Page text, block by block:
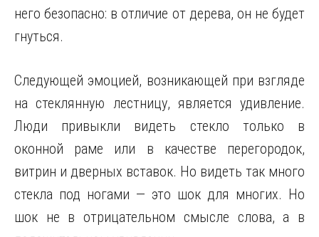
него безопасно: в отличие от дерева, он не будет
гнуться.
Следующей эмоцией, возникающей при взгляде
на стеклянную лестницу, является удивление.
Люди привыкли видеть стекло только в
оконной раме или в качестве перегородок,
витрин и дверных вставок. Но видеть так много
стекла под ногами — это шок для многих. Но
шок не в отрицательном смысле слова, а в